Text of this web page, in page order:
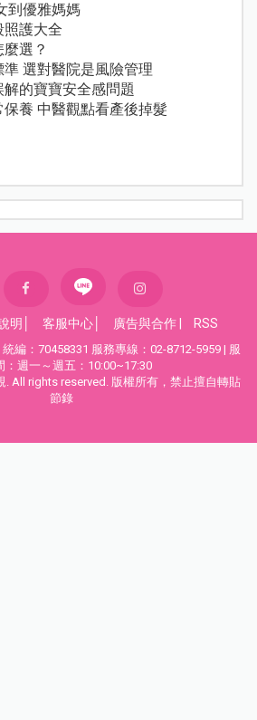
到優雅媽媽
照護大全
選？
選對醫院是風險管理
的寶寶安全感問題
養 中醫觀點看產後掉髮
明 客服中心 廣告與合作| RSS
編：70458331 服務專線：02-8712-5959 | 服
：週一～週五：10:00~17:30
All rights reserved. 版權所有，禁止擅自轉貼
節錄